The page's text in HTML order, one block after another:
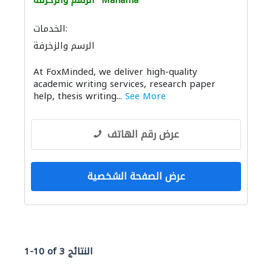
الخدمات:
الرسم والزخرفة
At FoxMinded, we deliver high-quality
academic writing services, research paper
help, thesis writing... See More
عرض رقم الهاتف
عرض الصفحة الشخصية
1-10 of 3 النتائج